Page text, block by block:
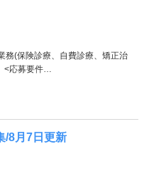
務(保険診療、自費診療、矯正治
<応募要件…
/8月7日更新